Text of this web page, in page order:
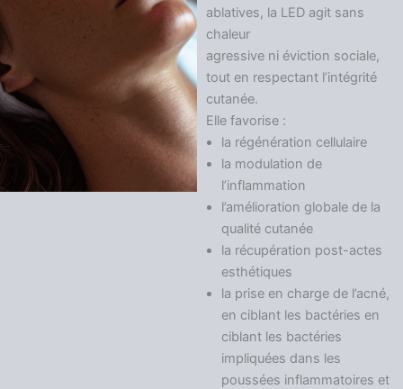
ablatives, la LED agit sans
chaleur
agressive ni éviction sociale,
tout en respectant l’intégrité
cutanée.
Elle favorise :
la régénération cellulaire
la modulation de
l’inflammation
l’amélioration globale de la
qualité cutanée
la récupération post-actes
esthétiques
la prise en charge de l’acné,
en ciblant les bactéries en
ciblant les bactéries
impliquées dans les
poussées inflammatoires et